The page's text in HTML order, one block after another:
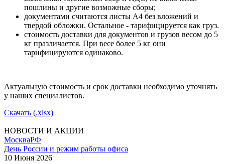
пошлины и другие возможные сборы;
документами считаются листы А4 без вложений и
твердой обложки. Остальное - тарифицируется как груз.
стоимость доставки для документов и грузов весом до 5
кг празличается. При весе более 5 кг они
тарифицируются одинаково.
Актуальную стоимость и срок доставки необходимо уточнять
у наших специалистов.
Скачать (.xlsx)
НОВОСТИ И АКЦИИ
МоскваРФ
День России и режим работы офиса
10 Июня 2026